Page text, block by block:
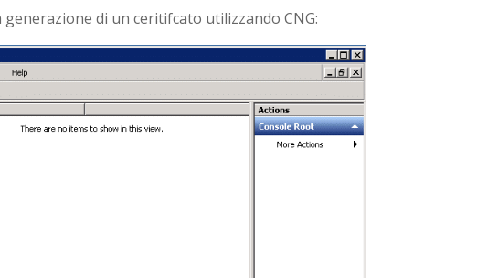
di un ceritifcato utilizzando CNG: